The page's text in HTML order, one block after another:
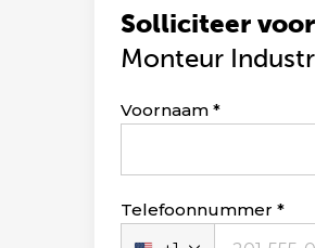
Solliciteer
Monteur
Leave
Voornaam
Telefoonnummer